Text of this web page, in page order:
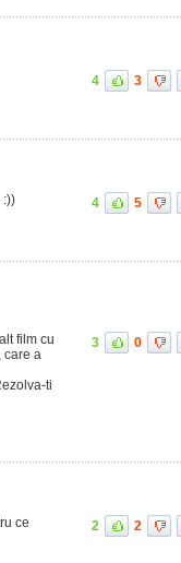
4 3
:)) 4 5
film cu
care a
ti
3 0
ce
2 2